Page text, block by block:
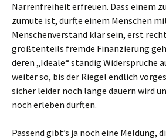
Narrenfreiheit erfreuen. Dass einem
zumute ist, dürfte einem Menschen
Menschenverstand klar sein, erst
größtenteils fremde Finanzierung
deren „Ideale“ ständig Widersprüche
weiter so, bis der Riegel endlich
sicher leider noch lange dauern wird
noch erleben dürften.
Passend gibt’s ja noch eine Meldung,